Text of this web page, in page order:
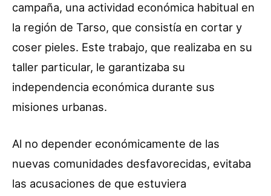
campaña, una actividad económica habitual en
la región de Tarso, que consistía en cortar y
coser pieles. Este trabajo, que realizaba en su
taller particular, le garantizaba su
independencia económica durante sus
misiones urbanas.
Al no depender económicamente de las
nuevas comunidades desfavorecidas, evitaba
las acusaciones de que estuviera